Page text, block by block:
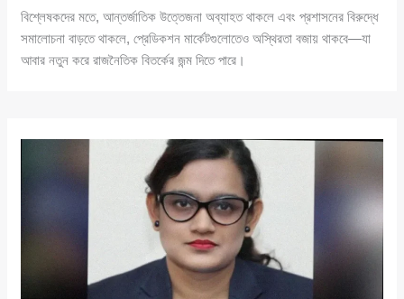
বিশ্লেষকদের মতে, আন্তর্জাতিক উত্তেজনা অব্যাহত থাকলে এবং প্রশাসনের বিরুদ্ধে
সমালোচনা বাড়তে থাকলে, প্রেডিকশন মার্কেটগুলোতেও অস্থিরতা বজায় থাকবে—যা
আবার নতুন করে রাজনৈতিক বিতর্কের জন্ম দিতে পারে।